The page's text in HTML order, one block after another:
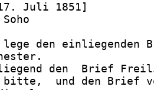
Juli 1851]
Soho
den einliegenden
den  Brief
und den Brief